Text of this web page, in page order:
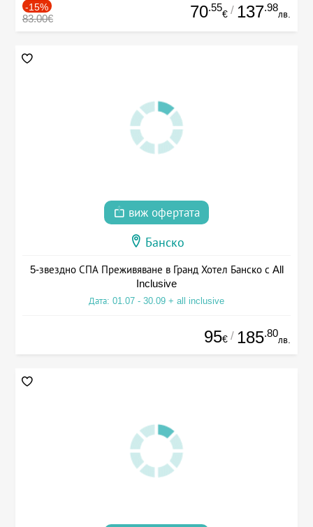
-15%
83.00€ 70.55
€ / 137.98
лв.
виж офертата
Банско
5-звездно СПА Преживяване в Гранд Хотел Банско с All
Inclusive
Дата: 01.07 - 30.09 + all inclusive
95€ / 185.80
лв.